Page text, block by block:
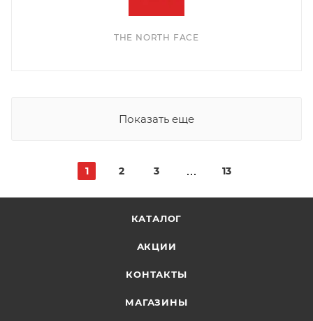
THE NORTH FACE
Показать еще
1 2 3 13
КАТАЛОГ
АКЦИИ
КОНТАКТЫ
МАГАЗИНЫ